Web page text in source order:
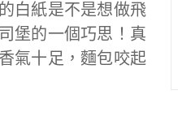
白紙是不是想做飛
堡的一個巧思！真
氣十足，麵包咬起